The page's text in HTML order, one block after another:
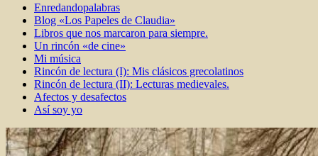
Enredandopalabras
Blog «Los Papeles de Claudia»
Libros que nos marcaron para siempre.
Un rincón «de cine»
Mi música
Rincón de lectura (I): Mis clásicos grecolatinos
Rincón de lectura (II): Lecturas medievales.
Afectos y desafectos
Así soy yo